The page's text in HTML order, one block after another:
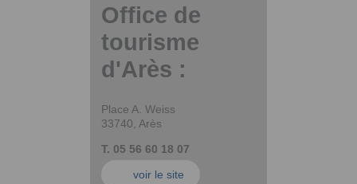
Office de
tourisme
d'Arès :
Place A. Weiss
33740, Arès
T. 05 56 60 18 07
voir le site